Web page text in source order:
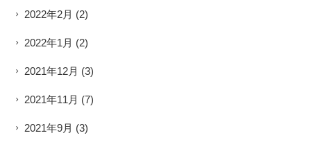
2022年2月 (2)
2022年1月 (2)
2021年12月 (3)
2021年11月 (7)
2021年9月 (3)